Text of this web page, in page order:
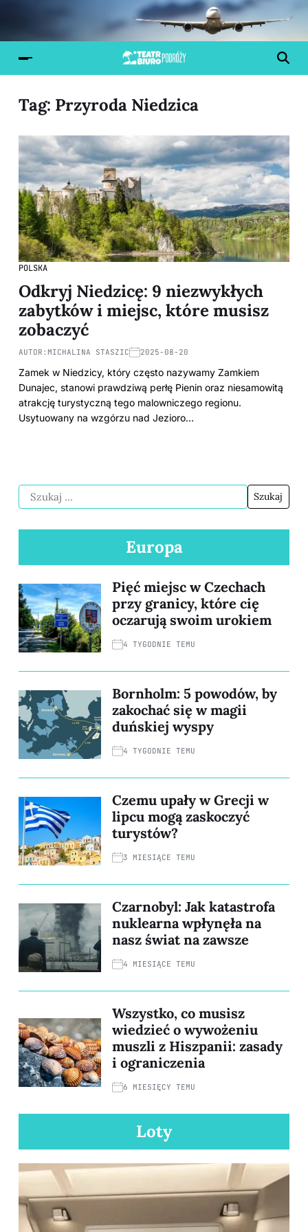
Tag: Przyroda Niedzica
POLSKA
Odkryj Niedzicę: 9 niezwykłych
zabytków i miejsc, które musisz
zobaczyć
AUTOR: MICHALINA STASZIC 2025-08-20
Zamek w Niedzicy, który często nazywamy Zamkiem
Dunajec, stanowi prawdziwą perłę Pienin oraz niesamowitą
atrakcję turystyczną tego malowniczego regionu.
Usytuowany na wzgórzu nad Jezioro…
Europa
Pięć miejsc w Czechach
przy granicy, które cię
oczarują swoim urokiem
4 TYGODNIE TEMU
Bornholm: 5 powodów, by
zakochać się w magii
duńskiej wyspy
4 TYGODNIE TEMU
Czemu upały w Grecji w
lipcu mogą zaskoczyć
turystów?
3 MIESIĄCE TEMU
Czarnobyl: Jak katastrofa
nuklearna wpłynęła na
nasz świat na zawsze
4 MIESIĄCE TEMU
Wszystko, co musisz
wiedzieć o wywożeniu
muszli z Hiszpanii: zasady
i ograniczenia
6 MIESIĘCY TEMU
Loty